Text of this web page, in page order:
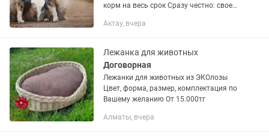
корм на весь срок Сразу честно: своей
завести и хотим получить реальный
Актау, вчера
Лежанка для животных
Договорная
Лежанки для животных из ЭКОлозы
Цвет, форма, размер, комплектация по
Вашему желанию От 15.000тг
Алматы, вчера